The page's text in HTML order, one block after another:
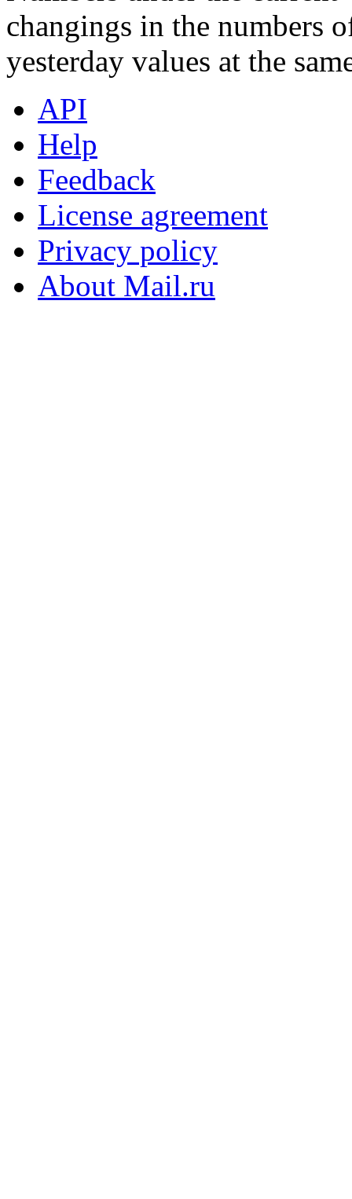
changings in the numbers
yesterday values at the
API
Help
Feedback
License agreement
Privacy policy
About Mail.ru